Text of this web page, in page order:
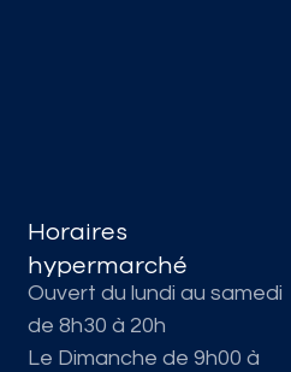
Horaires
hypermarché
Ouvert du lundi au samedi
de 8h30 à 20h
Le Dimanche de 9h00 à